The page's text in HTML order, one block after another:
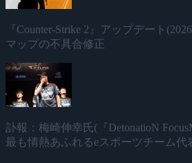
『Counter-Strike 2』アップデート
マップの不具合修正
訃報：梅崎伸幸氏(『DetonatioN
最も情熱あふれるeスポーツチーム代